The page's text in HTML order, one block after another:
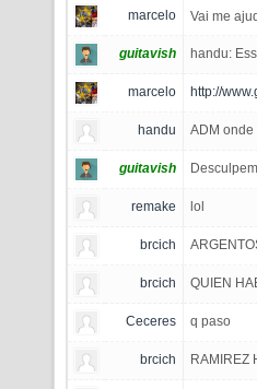
marcelo Vai me
guitavish handu:
marcelo http://
handu ADM
guitavish
remake lol
brcich
brcich QUIEN
Ceceres q paso
brcich RAMIREZ